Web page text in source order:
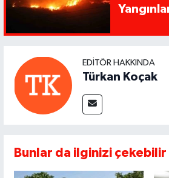
EDITÖR HAKKINDA
Türkan Koçak
Bunlar da ilginizi çekebilir